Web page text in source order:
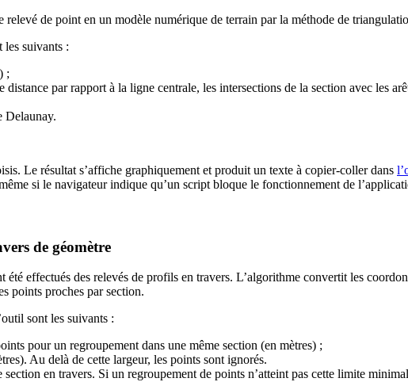
de point en un modèle numérique de terrain par la méthode de
les suivants :
;
par rapport à la ligne centrale, les intersections de la section avec les
Delaunay.
Le résultat s’affiche graphiquement et produit un texte à copier-coller dans
si le navigateur indique qu’un script bloque le fonctionnement de
de géomètre
effectués des relevés de profils en travers. L’algorithme convertit les
points proches par section.
sont les suivants :
pour un regroupement dans une même section (en mètres) ;
Au delà de cette largeur, les points sont ignorés.
en travers. Si un regroupement de points n’atteint pas cette limite